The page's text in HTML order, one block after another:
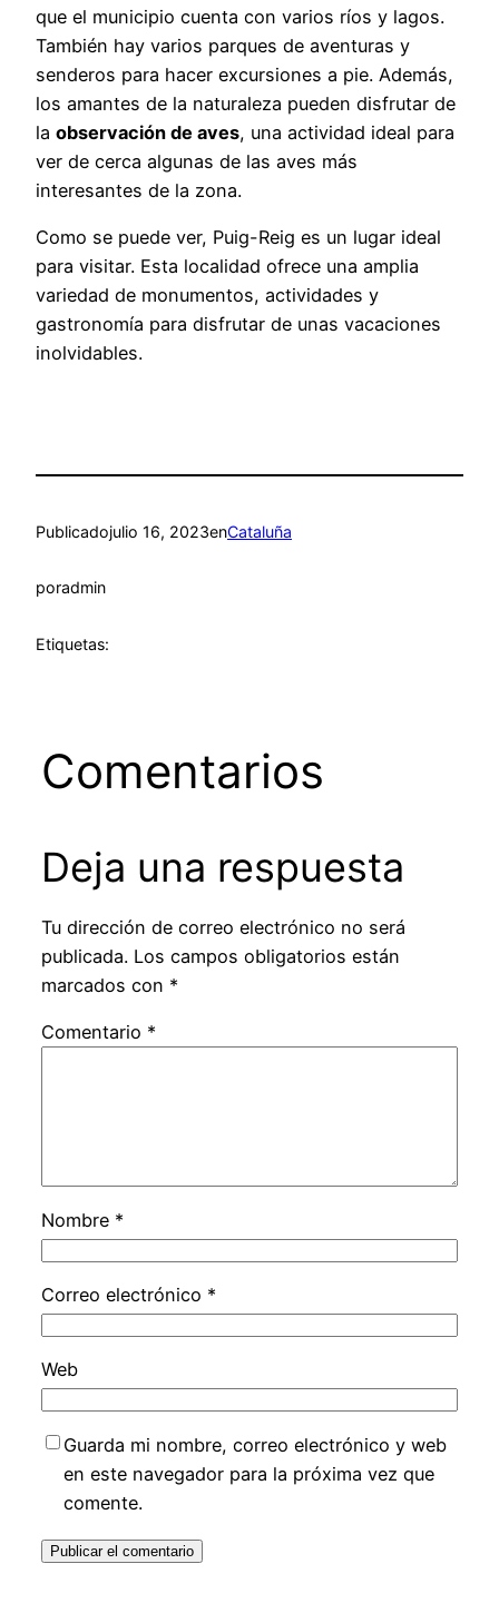
que el municipio cuenta con varios ríos y lagos.
También hay varios parques de aventuras y
senderos para hacer excursiones a pie. Además,
los amantes de la naturaleza pueden disfrutar de
la observación de aves, una actividad ideal para
ver de cerca algunas de las aves más
interesantes de la zona.
Como se puede ver, Puig-Reig es un lugar ideal
para visitar. Esta localidad ofrece una amplia
variedad de monumentos, actividades y
gastronomía para disfrutar de unas vacaciones
inolvidables.
Publicadojulio 16, 2023enCataluña
poradmin
Etiquetas:
Comentarios
Deja una respuesta
Tu dirección de correo electrónico no será
publicada. Los campos obligatorios están
marcados con *
Comentario *
Nombre *
Correo electrónico *
Web
Guarda mi nombre, correo electrónico y web
en este navegador para la próxima vez que
comente.